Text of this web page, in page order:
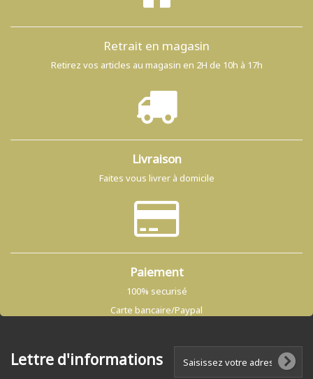
Retrait en magasin
Retirez vos articles au magasin en 2H de 10h à 17h
Livraison
Faites vous livrer à domicile
Paiement
100% securisé
Carte bancaire/Paypal
Lettre d'informations